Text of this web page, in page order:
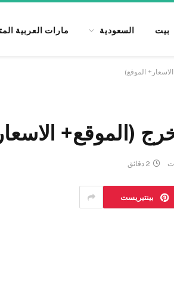
بيت السعودية مارات العربية
الموقع)
(الموقع+
2 دقائق
بينتيريست
daily. Gambling, betting,